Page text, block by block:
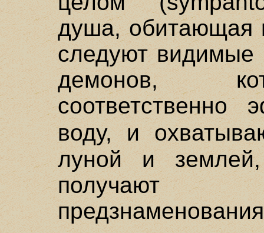
душа, обитающая
следуют видимые
демонов,
соответственно
воду, и
луной и
получают
предзнаменования